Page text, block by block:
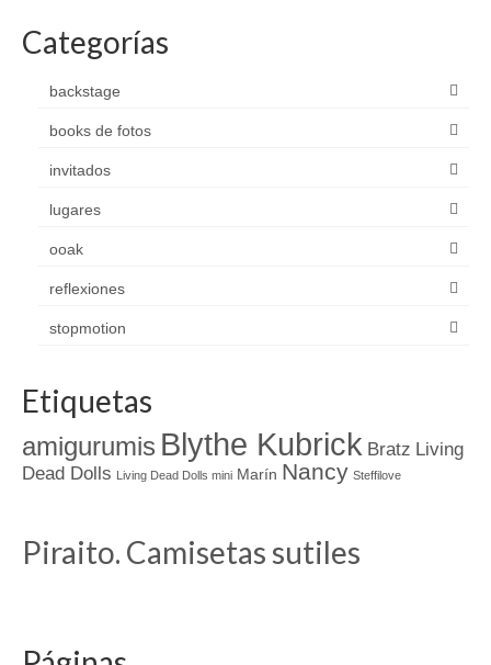
Categorías
backstage
books de fotos
invitados
lugares
ooak
reflexiones
stopmotion
Etiquetas
amigurumis Blythe Kubrick Bratz Living
Dead Dolls Living Dead Dolls mini Marín Nancy Steffilove
Piraito. Camisetas sutiles